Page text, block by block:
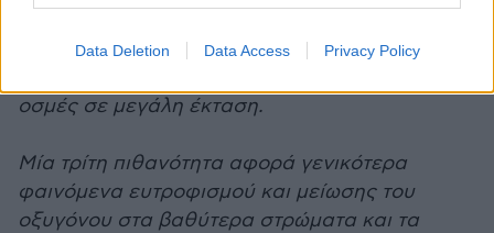
Data Deletion Data Access Privacy Policy
ανακυκλοφορίες, ακόμη και βραχύχρονες
οσμές σε μεγάλη έκταση.
Μία τρίτη πιθανότητα αφορά γενικότερα
φαινόμενα ευτροφισμού και μείωσης του
οξυγόνου στα βαθύτερα στρώματα και τα